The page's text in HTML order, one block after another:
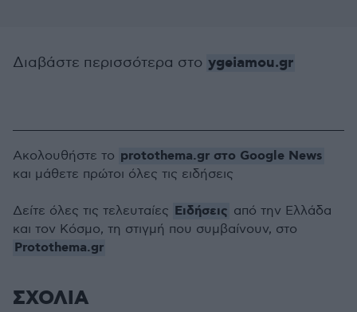
Διαβάστε περισσότερα στο ygeiamou.gr
Ακολουθήστε το protothema.gr στο Google News
και μάθετε πρώτοι όλες τις ειδήσεις
Δείτε όλες τις τελευταίες Ειδήσεις από την Ελλάδα
και τον Κόσμο, τη στιγμή που συμβαίνουν, στο
Protothema.gr
ΣΧΟΛΙΑ